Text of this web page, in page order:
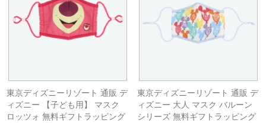
東京ディズニーリゾート 通販 デ
ィズニー 【子ども用】 マスク
ロッツォ 無料ギフトラッピング
東京ディズニーリゾート 通販 デ
ィズニー 大人 マスク バルーン
シリーズ 無料ギフトラッピング